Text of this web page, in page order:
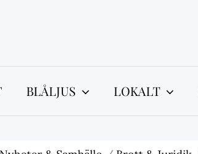
BLÅLJUS LOKALT